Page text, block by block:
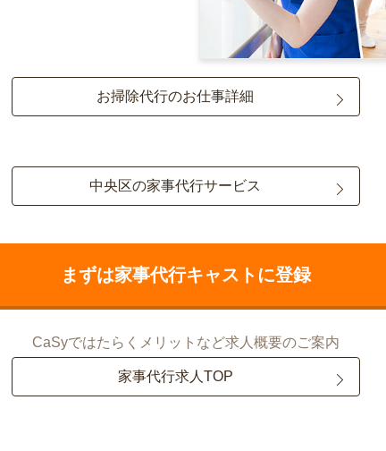
お掃除代行のお仕事詳細
中央区の家事代行サービス
まずは家事代行キャストに登録
CaSyではたらくメリットなど求人概要のご案内
家事代行求人TOP